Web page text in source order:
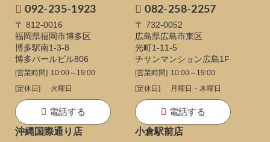
092-235-1923
〒 812-0016
福岡県福岡市博多区
博多駅南1-3-8
博多パールビル806
[営業時間] 10:00～19:00
[定休日]
火曜日
電話する
082-258-2257
〒 732-0052
広島県広島市東区
光町1-11-5
チサンマンション広島1F
[営業時間] 10:00～19:00
[定休日]
月曜日・木曜日
電話する
沖縄国際通り店
小倉駅前店